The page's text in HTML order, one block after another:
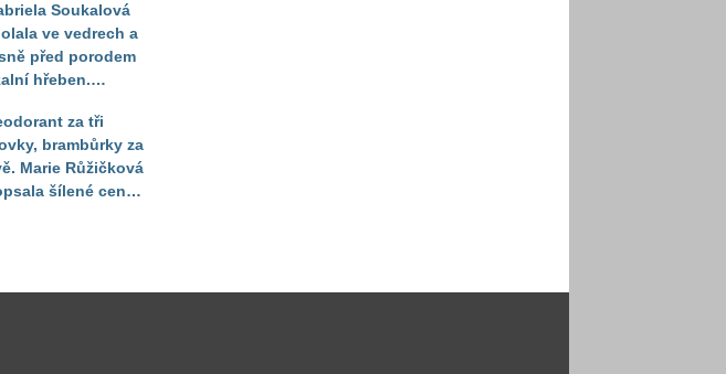
pod dekou
Soukalová
ve vedrech a
před porodem
hřeben.
"těhuli"
za tři
brambůrky za
Marie Růžičková
šílené ceny